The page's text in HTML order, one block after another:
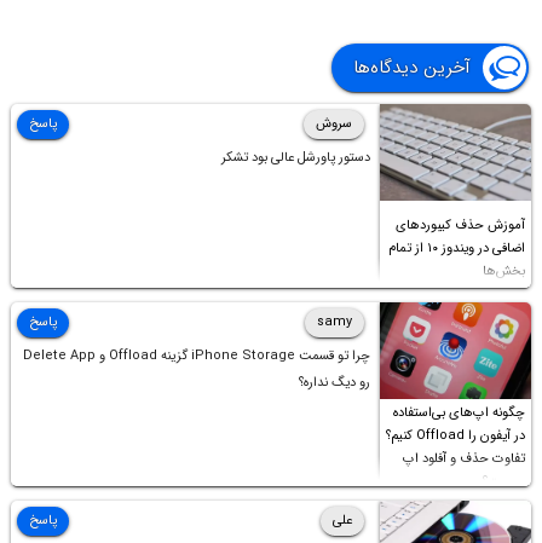
آخرین دیدگاه‌ها
آموزش حذف کیبوردهای
اضافی در ویندوز ۱۰ از تمام
بخش‌ها
سروش
دستور پاورشل عالی بود تشکر
پاسخ
چگونه اپ‌های بی‌استفاده
در آیفون را Offload کنیم؟
تفاوت حذف و آفلود اپ
چیست؟
samy
چرا تو قسمت iPhone Storage گزینه Offload و Delete App
رو دیگ نداره؟
پاسخ
علی
پاسخ